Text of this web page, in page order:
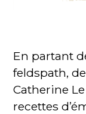
En partant
feldspath,
Catherine
recettes